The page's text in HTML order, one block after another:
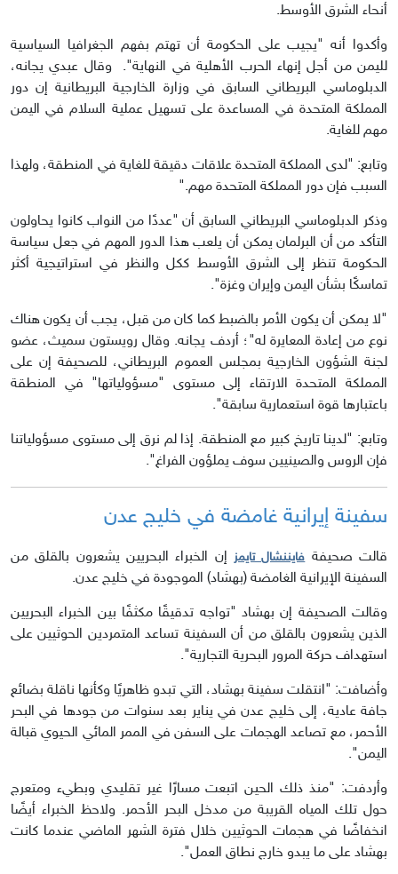
أنحاء الشرق الأوسط.
وأكدوا أنه "يجيب على الحكومة أن تهتم بفهم الجغرافيا السياسية
لليمن من أجل إنهاء الحرب الأهلية في النهاية". وقال عبدي يجانه،
الدبلوماسي البريطاني السابق في وزارة الخارجية البريطانية إن دور
المملكة المتحدة في المساعدة على تسهيل عملية السلام في اليمن
مهم للغاية.
وتابع: "لدى المملكة المتحدة علاقات دقيقة للغاية في المنطقة، ولهذا
السبب فإن دور المملكة المتحدة مهم."
وذكر الدبلوماسي البريطاني السابق أن "عددًا من النواب كانوا يحاولون
التأكد من أن البرلمان يمكن أن يلعب هذا الدور المهم في جعل سياسة
الحكومة تنظر إلى الشرق الأوسط ككل والنظر في استراتيجية أكثر
تماسكًا بشأن اليمن وإيران وغزة".
"لا يمكن أن يكون الأمر بالضبط كما كان من قبل، يجب أن يكون هناك
نوع من إعادة المعايرة له"؛ أردف يجانه. وقال رويستون سميث، عضو
لجنة الشؤون الخارجية بمجلس العموم البريطاني، للصحيفة إن على
المملكة المتحدة الارتقاء إلى مستوى "مسؤولياتها" في المنطقة
باعتبارها قوة استعمارية سابقة".
وتابع: "لدينا تاريخ كبير مع المنطقة. إذا لم نرق إلى مستوى مسؤولياتنا
فإن الروس والصينيين سوف يملؤون الفراغ".
سفينة إيرانية غامضة في خليج عدن
قالت صحيفة فايننشال تايمز إن الخبراء البحريين يشعرون بالقلق من
السفينة الإيرانية الغامضة (بهشاد) الموجودة في خليج عدن.
وقالت الصحيفة إن بهشاد "تواجه تدقيقًا مكثفًا بين الخبراء البحريين
الذين يشعرون بالقلق من أن السفينة تساعد المتمردين الحوثيين على
استهداف حركة المرور البحرية التجارية".
وأضافت: "انتقلت سفينة بهشاد، التي تبدو ظاهريًا وكأنها ناقلة بضائع
جافة عادية، إلى خليج عدن في يناير بعد سنوات من جودها في البحر
الأحمر، مع تصاعد الهجمات على السفن في الممر المائي الحيوي قبالة
اليمن".
وأردفت: "منذ ذلك الحين اتبعت مسارًا غير تقليدي وبطيء ومتعرج
حول تلك المياه القريبة من مدخل البحر الأحمر. ولاحظ الخبراء أيضًا
انخفاضًا في هجمات الحوثيين خلال فترة الشهر الماضي عندما كانت
بهشاد على ما يبدو خارج نطاق العمل".